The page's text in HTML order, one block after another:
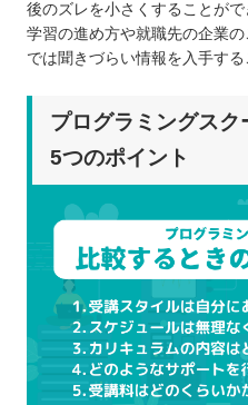
後のズレを小さくすることがで
学習の進め方や就職先の企業
では聞きづらい情報を入手する
プログラミングス
5つのポイント